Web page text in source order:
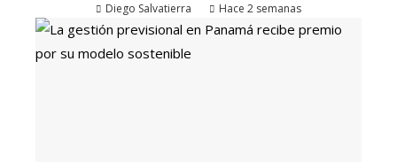
Diego Salvatierra Hace 2 semanas